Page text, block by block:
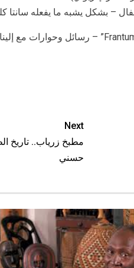
– بشكل يشبه ما يفعله
Next
مطبخ زرياب.. تاريخ
حسني